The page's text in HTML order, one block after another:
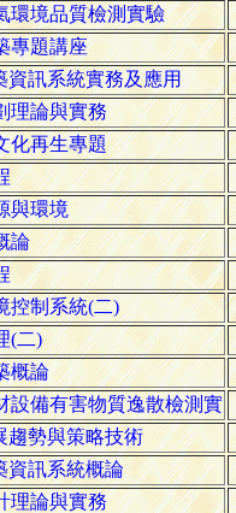
環境品質檢測實驗
專題講座
資訊系統實務及應用
理論與實務
化再生專題
與環境
論
控制系統(二)
(二)
概論
設備有害物質逸散檢測實
趨勢與策略技術
資訊系統概論
理論與實務